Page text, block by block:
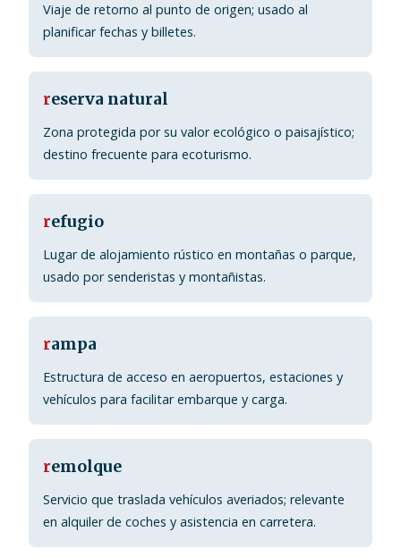
Viaje de retorno al punto de origen; usado al
planificar fechas y billetes.
reserva natural
Zona protegida por su valor ecológico o paisajístico;
destino frecuente para ecoturismo.
refugio
Lugar de alojamiento rústico en montañas o parque,
usado por senderistas y montañistas.
rampa
Estructura de acceso en aeropuertos, estaciones y
vehículos para facilitar embarque y carga.
remolque
Servicio que traslada vehículos averiados; relevante
en alquiler de coches y asistencia en carretera.